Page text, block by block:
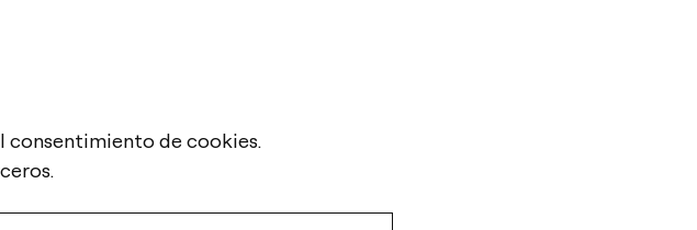
consentimiento de cookies.